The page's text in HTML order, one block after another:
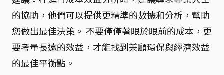
的協助，他們可以提供更精準的數據和分析，幫助
您做出最佳決策。 不要僅僅著眼於眼前的成本，更
要考量長遠的效益，才能找到兼顧環保與經濟效益
的最佳平衡點。